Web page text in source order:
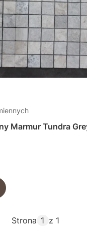
Marmur Tundra
Strona z 1